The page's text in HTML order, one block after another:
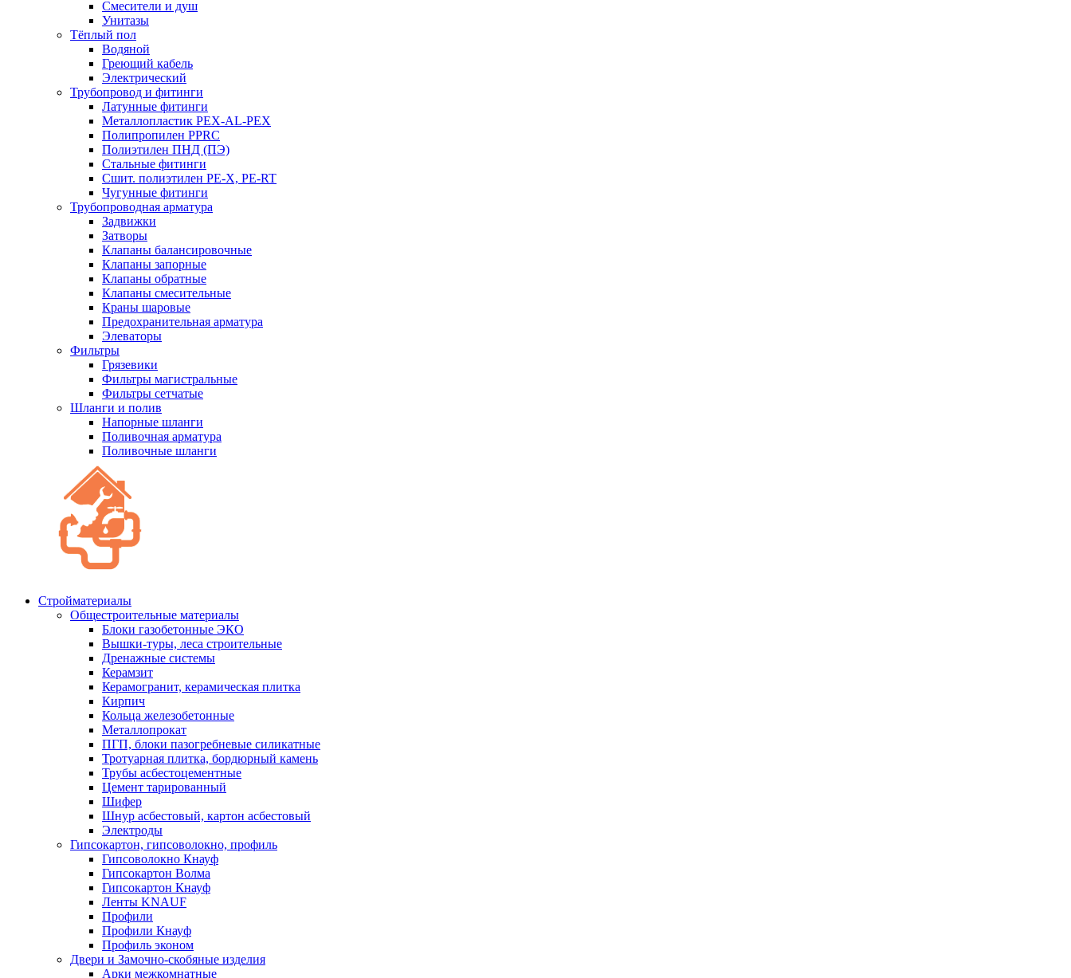
Смесители и душ
Унитазы
Тёплый пол
Водяной
Греющий кабель
Электрический
Трубопровод и фитинги
Латунные фитинги
Металлопластик PEX-AL-PEX
Полипропилен PPRC
Полиэтилен ПНД (ПЭ)
Стальные фитинги
Сшит. полиэтилен PE-X, PE-RT
Чугунные фитинги
Трубопроводная арматура
Задвижки
Затворы
Клапаны балансировочные
Клапаны запорные
Клапаны обратные
Клапаны смесительные
Краны шаровые
Предохранительная арматура
Элеваторы
Фильтры
Грязевики
Фильтры магистральные
Фильтры сетчатые
Шланги и полив
Напорные шланги
Поливочная арматура
Поливочные шланги
Стройматериалы
Oбщестроительные материалы
Блоки газобетонные ЭКО
Вышки-туры, леса строительные
Дренажные системы
Керамзит
Керамогранит, керамическая плитка
Кирпич
Кольца железобетонные
Металлопрокат
ПГП, блоки пазогребневые силикатные
Тротуарная плитка, бордюрный камень
Трубы асбестоцементные
Цемент тарированный
Шифер
Шнур асбестовый, картон асбестовый
Электроды
Гипсокартон, гипсоволокно, профиль
Гипсоволокно Кнауф
Гипсокартон Волма
Гипсокартон Кнауф
Ленты KNAUF
Профили
Профили Кнауф
Профиль эконом
Двери и Замочно-скобяные изделия
Арки межкомнатные